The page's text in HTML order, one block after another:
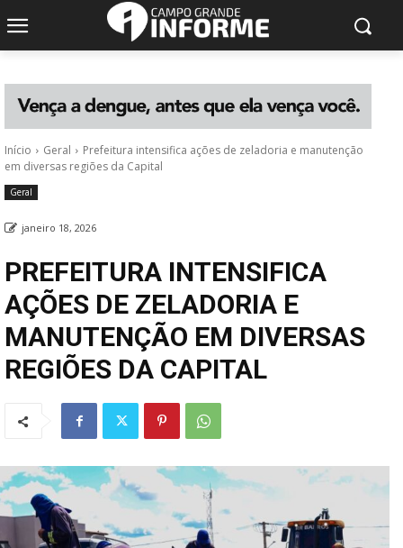
Início Geral
Prefeitura intensifica ações de zeladoria e manutenção
em diversas regiões da Capital
Geral
janeiro 18, 2026
PREFEITURA INTENSIFICA
AÇÕES DE ZELADORIA E
MANUTENÇÃO EM DIVERSAS
REGIÕES DA CAPITAL